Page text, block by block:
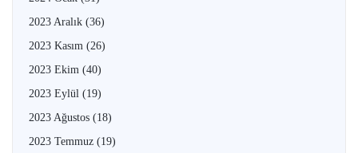
2023 Aralık (36)
2023 Kasım (26)
2023 Ekim (40)
2023 Eylül (19)
2023 Ağustos (18)
2023 Temmuz (19)